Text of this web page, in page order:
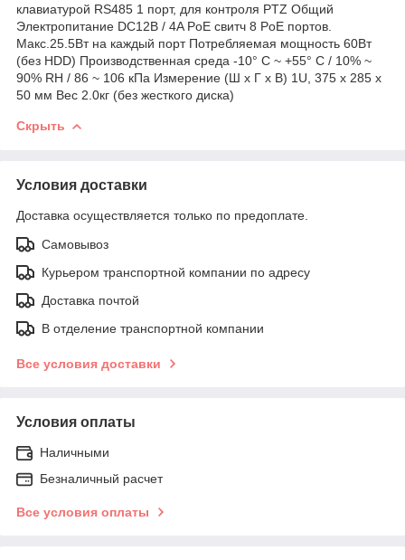
клавиатурой RS485 1 порт, для контроля PTZ Общий
Электропитание DC12В / 4A PoE свитч 8 PoE портов.
Макс.25.5Вт на каждый порт Потребляемая мощность 60Вт
(без HDD) Производственная среда -10° C ~ +55° C / 10% ~
90% RH / 86 ~ 106 кПа Измерение (Ш x Г x В) 1U, 375 x 285 x
50 мм Вес 2.0кг (без жесткого диска)
Скрыть
Условия доставки
Доставка осуществляется только по предоплате.
Самовывоз
Курьером транспортной компании по адресу
Доставка почтой
В отделение транспортной компании
Все условия доставки
Условия оплаты
Наличными
Безналичный расчет
Все условия оплаты